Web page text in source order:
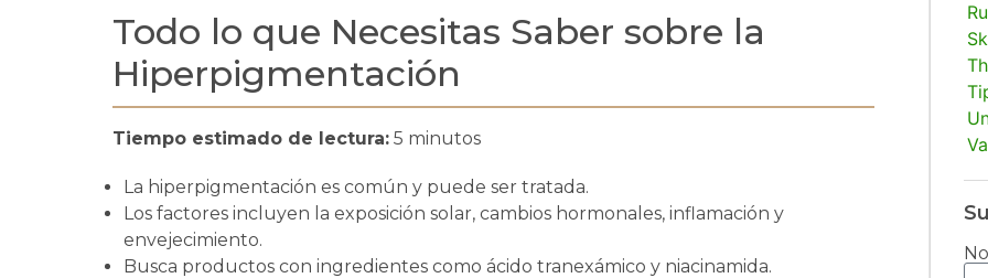
Todo lo que Necesitas Saber sobre la
Hiperpigmentación
Tiempo estimado de lectura: 5 minutos
La hiperpigmentación es común y puede ser tratada.
Los factores incluyen la exposición solar, cambios hormonales, inflamación y
envejecimiento.
Busca productos con ingredientes como ácido tranexámico y niacinamida.